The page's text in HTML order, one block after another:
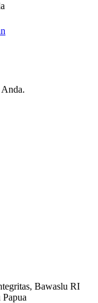
Bawaslu RI